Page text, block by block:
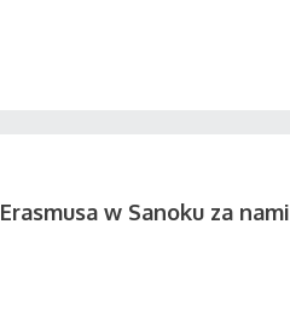
w Sanoku za nami